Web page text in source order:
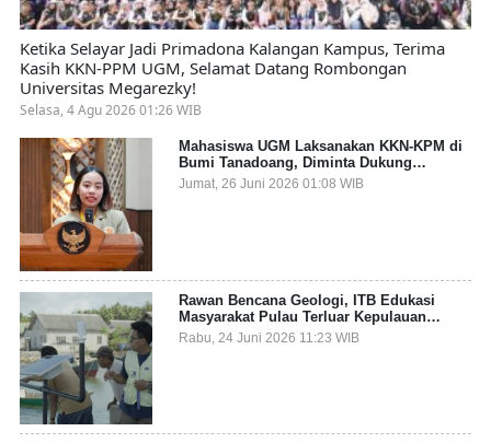
Ketika Selayar Jadi Primadona Kalangan Kampus, Terima
Kasih KKN-PPM UGM, Selamat Datang Rombongan
Universitas Megarezky!
Selasa, 4 Agu 2026 01:26 WIB
Mahasiswa UGM Laksanakan KKN-KPM di
Bumi Tanadoang, Diminta Dukung
Gemerlap dan Beri Solusi pada Persoalan
Sampah Pesisir
Jumat, 26 Juni 2026 01:08 WIB
Rawan Bencana Geologi, ITB Edukasi
Masyarakat Pulau Terluar Kepulauan
Selayar Terkait Mitigasi Berbasis Kawasan
Pesisir
Rabu, 24 Juni 2026 11:23 WIB